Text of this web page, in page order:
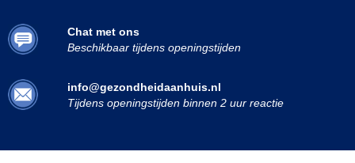
Chat met ons
Beschikbaar tijdens openingstijden
info@gezondheidaanhuis.nl
Tijdens openingstijden binnen 2 uur reactie